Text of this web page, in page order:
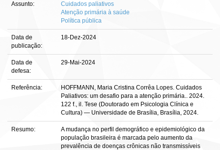
Assunto:
Cuidados paliativos
Atenção primária à saúde
Política pública
Data de
publicação:
18-Dez-2024
Data de
defesa:
29-Mai-2024
Referência:
HOFFMANN, Maria Cristina Corrêa Lopes. Cuidados
Paliativos: um desafio para a atenção primária.. 2024.
122 f., il. Tese (Doutorado em Psicologia Clínica e
Cultura) — Universidade de Brasília, Brasília, 2024.
Resumo:
A mudança no perfil demográfico e epidemiológico da
população brasileira é marcada pelo aumento da
prevalência de doenças crônicas não transmissíveis